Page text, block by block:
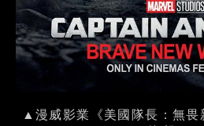
▲漫威影業《美國隊長：無畏